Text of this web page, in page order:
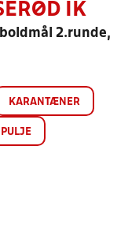
IK
2.runde,
KARANTÆNER